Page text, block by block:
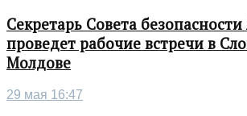
Секретарь Совета
проведет рабочие встречи в
Молдове
29 мая 16:47